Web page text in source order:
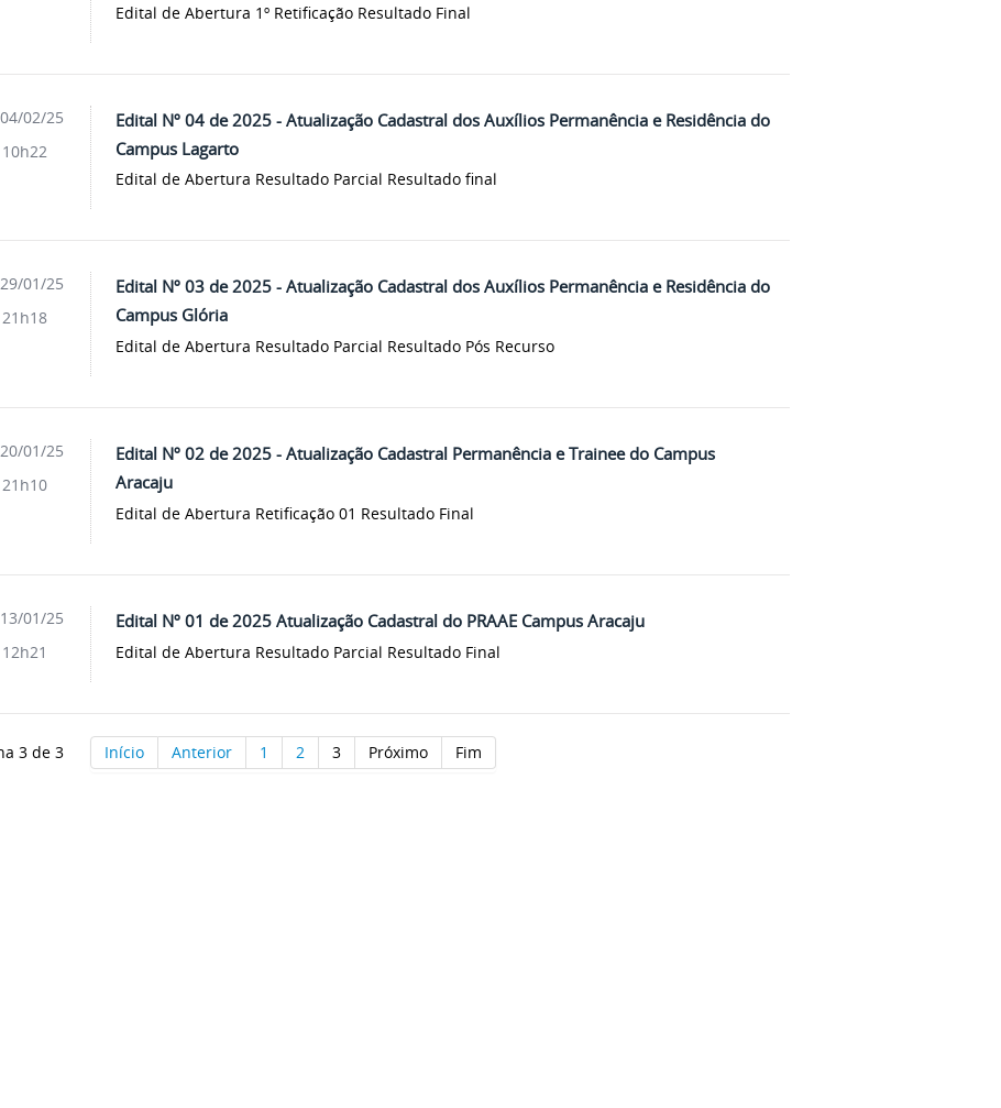
Edital de Abertura 1º Retificação Resultado Final
Edital Nº 04 de 2025 - Atualização Cadastral dos Auxílios Permanência e Residência do
Campus Lagarto
Edital de Abertura Resultado Parcial Resultado final
04/02/25
10h22
Edital Nº 03 de 2025 - Atualização Cadastral dos Auxílios Permanência e Residência do
Campus Glória
Edital de Abertura Resultado Parcial Resultado Pós Recurso
29/01/25
21h18
Edital Nº 02 de 2025 - Atualização Cadastral Permanência e Trainee do Campus
Aracaju
Edital de Abertura Retificação 01 Resultado Final
20/01/25
21h10
Edital Nº 01 de 2025 Atualização Cadastral do PRAAE Campus Aracaju
Edital de Abertura Resultado Parcial Resultado Final
13/01/25
12h21
3 de 3 Início Anterior 1 2 3 Próximo Fim